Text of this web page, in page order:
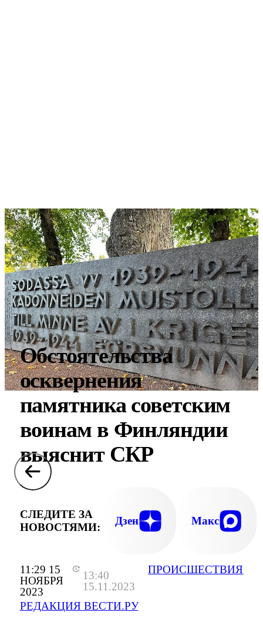
11:29 15
НОЯБРЯ
2023
13:40
15.11.2023
РЕДАКЦИЯ ВЕСТИ.РУ
ПРОИСШЕСТВИЯ
Обстоятельства
осквернения
памятника советским
воинам в Финляндии
выяснит СКР
СЛЕДИТЕ ЗА
НОВОСТЯМИ:
Дзен Макс